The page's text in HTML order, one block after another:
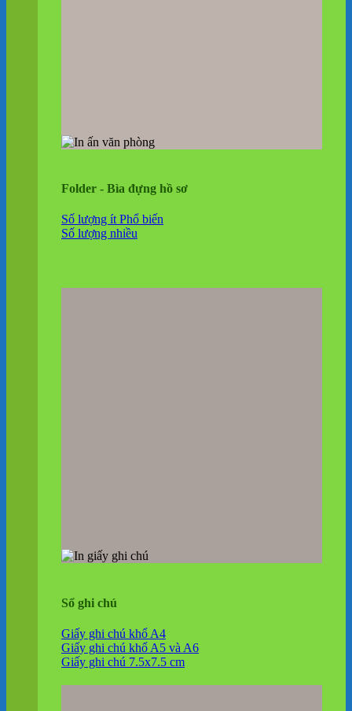
Folder - Bìa đựng hồ sơ
Số lượng ít
Số lượng nhiều
Sổ ghi chú
Giấy ghi chú khổ A4
Giấy ghi chú khổ A5 và A6
Giấy ghi chú 7.5x7.5 cm